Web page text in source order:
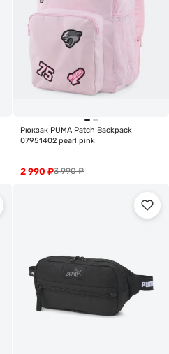
Рюкзак PUMA Patch Backpack
07951402 pearl pink
3 990₽
2 990 ₽